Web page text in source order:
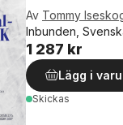
Av Tommy
Inbunden,
1 287 kr
Lägg i
Skickas